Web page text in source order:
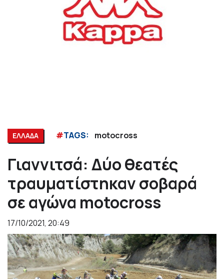
ΕΛΛΑΔΑ #TAGS: motocross
Γιαννιτσά: Δύο θεατές
τραυματίστηκαν σοβαρά
σε αγώνα motocross
17/10/2021, 20:49